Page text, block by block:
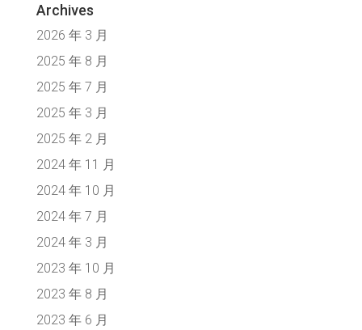
Archives
2026 年 3 月
2025 年 8 月
2025 年 7 月
2025 年 3 月
2025 年 2 月
2024 年 11 月
2024 年 10 月
2024 年 7 月
2024 年 3 月
2023 年 10 月
2023 年 8 月
2023 年 6 月